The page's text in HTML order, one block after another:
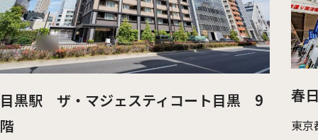
目黒駅 ザ・マジェスティコート目黒 9
階
春
東京